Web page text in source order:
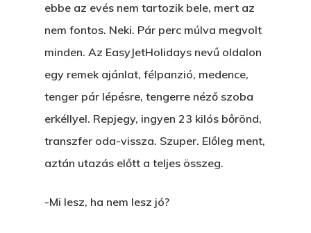
ebbe az evés nem tartozik bele, mert az
nem fontos. Neki. Pár perc múlva megvolt
minden. Az EasyJetHolidays nevű oldalon
egy remek ajánlat, félpanzió, medence,
tenger pár lépésre, tengerre néző szoba
erkéllyel. Repjegy, ingyen 23 kilós bőrönd,
transzfer oda-vissza. Szuper. Előleg ment,
aztán utazás előtt a teljes összeg.
-Mi lesz, ha nem lesz jó?